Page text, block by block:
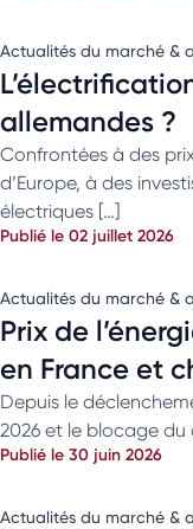
Actualités du marché &
allemandes ?
Confrontées à des
d’Europe, à des
électriques […]
Publié le 02 juillet 2026
Actualités du marché &
Prix de
en France et
Depuis le
2026 et le blocage du
Publié le 30 juin 2026
Actualités du marché &